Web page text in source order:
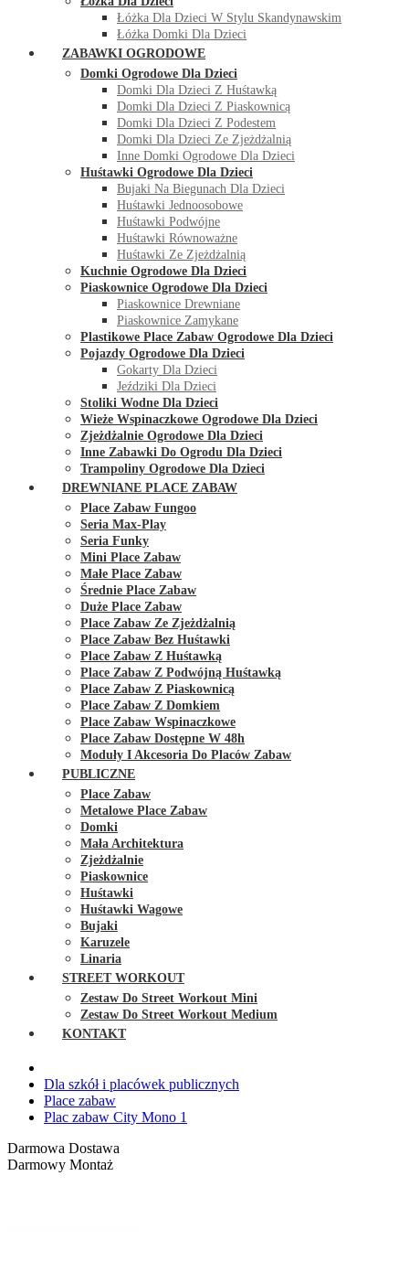
Łóżka Dla Dzieci W Stylu Skandynawskim
Łóżka Domki Dla Dzieci
ZABAWKI OGRODOWE
Domki Ogrodowe Dla Dzieci
Domki Dla Dzieci Z Huśtawką
Domki Dla Dzieci Z Piaskownicą
Domki Dla Dzieci Z Podestem
Domki Dla Dzieci Ze Zjeżdżalnią
Inne Domki Ogrodowe Dla Dzieci
Huśtawki Ogrodowe Dla Dzieci
Bujaki Na Biegunach Dla Dzieci
Huśtawki Jednoosobowe
Huśtawki Podwójne
Huśtawki Równoważne
Huśtawki Ze Zjeżdżalnią
Kuchnie Ogrodowe Dla Dzieci
Piaskownice Ogrodowe Dla Dzieci
Piaskownice Drewniane
Piaskownice Zamykane
Plastikowe Place Zabaw Ogrodowe Dla Dzieci
Pojazdy Ogrodowe Dla Dzieci
Gokarty Dla Dzieci
Jeździki Dla Dzieci
Stoliki Wodne Dla Dzieci
Wieże Wspinaczkowe Ogrodowe Dla Dzieci
Zjeżdżalnie Ogrodowe Dla Dzieci
Inne Zabawki Do Ogrodu Dla Dzieci
Trampoliny Ogrodowe Dla Dzieci
DREWNIANE PLACE ZABAW
Place Zabaw Fungoo
Seria Max-Play
Seria Funky
Mini Place Zabaw
Małe Place Zabaw
Średnie Place Zabaw
Duże Place Zabaw
Place Zabaw Ze Zjeżdżalnią
Place Zabaw Bez Huśtawki
Place Zabaw Z Huśtawką
Place Zabaw Z Podwójną Huśtawką
Place Zabaw Z Piaskownicą
Place Zabaw Z Domkiem
Place Zabaw Wspinaczkowe
Place Zabaw Dostępne W 48h
Moduły I Akcesoria Do Placów Zabaw
PUBLICZNE
Place Zabaw
Metalowe Place Zabaw
Domki
Mała Architektura
Zjeżdżalnie
Piaskownice
Huśtawki
Huśtawki Wagowe
Bujaki
Karuzele
Linaria
STREET WORKOUT
Zestaw Do Street Workout Mini
Zestaw Do Street Workout Medium
KONTAKT
Dla szkół i placówek publicznych
Place zabaw
Plac zabaw City Mono 1
Darmowa Dostawa
Darmowy Montaż